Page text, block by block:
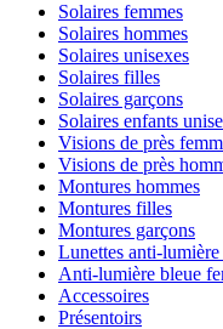
Solaires femmes
Solaires hommes
Solaires unisexes
Solaires filles
Solaires garçons
Solaires enfants
Visions de près
Visions de près
Montures hommes
Montures filles
Montures garçons
Lunettes anti-lumière
Anti-lumière bleue
Accessoires
Présentoirs